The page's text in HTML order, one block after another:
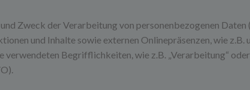
Zweck der Verarbeitung von personenbezogenen Daten
und Inhalte sowie externen Onlinepräsenzen, wie
Begrifflichkeiten, wie z.B. „Verarbeitung“